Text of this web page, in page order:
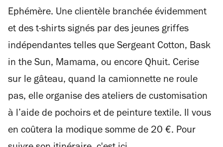
Ephémère. Une clientèle branchée évidemment
et des t-shirts signés par des jeunes griffes
indépendantes telles que Sergeant Cotton, Bask
in the Sun, Mamama, ou encore Qhuit. Cerise
sur le gâteau, quand la camionnette ne roule
pas, elle organise des ateliers de customisation
à l’aide de pochoirs et de peinture textile. Il vous
en coûtera la modique somme de 20 €. Pour